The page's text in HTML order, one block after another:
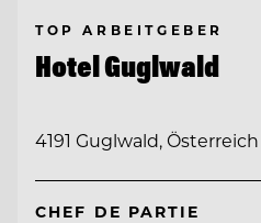
TOP ARBEITGEBER
Hotel Guglwald
4191 Guglwald, Österreich
CHEF DE PARTIE